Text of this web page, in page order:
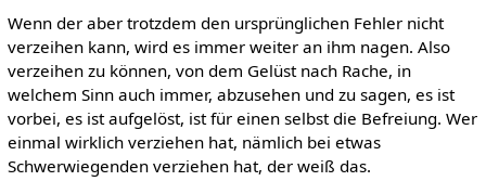
Wenn der aber trotzdem den ursprünglichen Fehler nicht
verzeihen kann, wird es immer weiter an ihm nagen. Also
verzeihen zu können, von dem Gelüst nach Rache, in
welchem Sinn auch immer, abzusehen und zu sagen, es ist
vorbei, es ist aufgelöst, ist für einen selbst die Befreiung. Wer
einmal wirklich verziehen hat, nämlich bei etwas
Schwerwiegenden verziehen hat, der weiß das.